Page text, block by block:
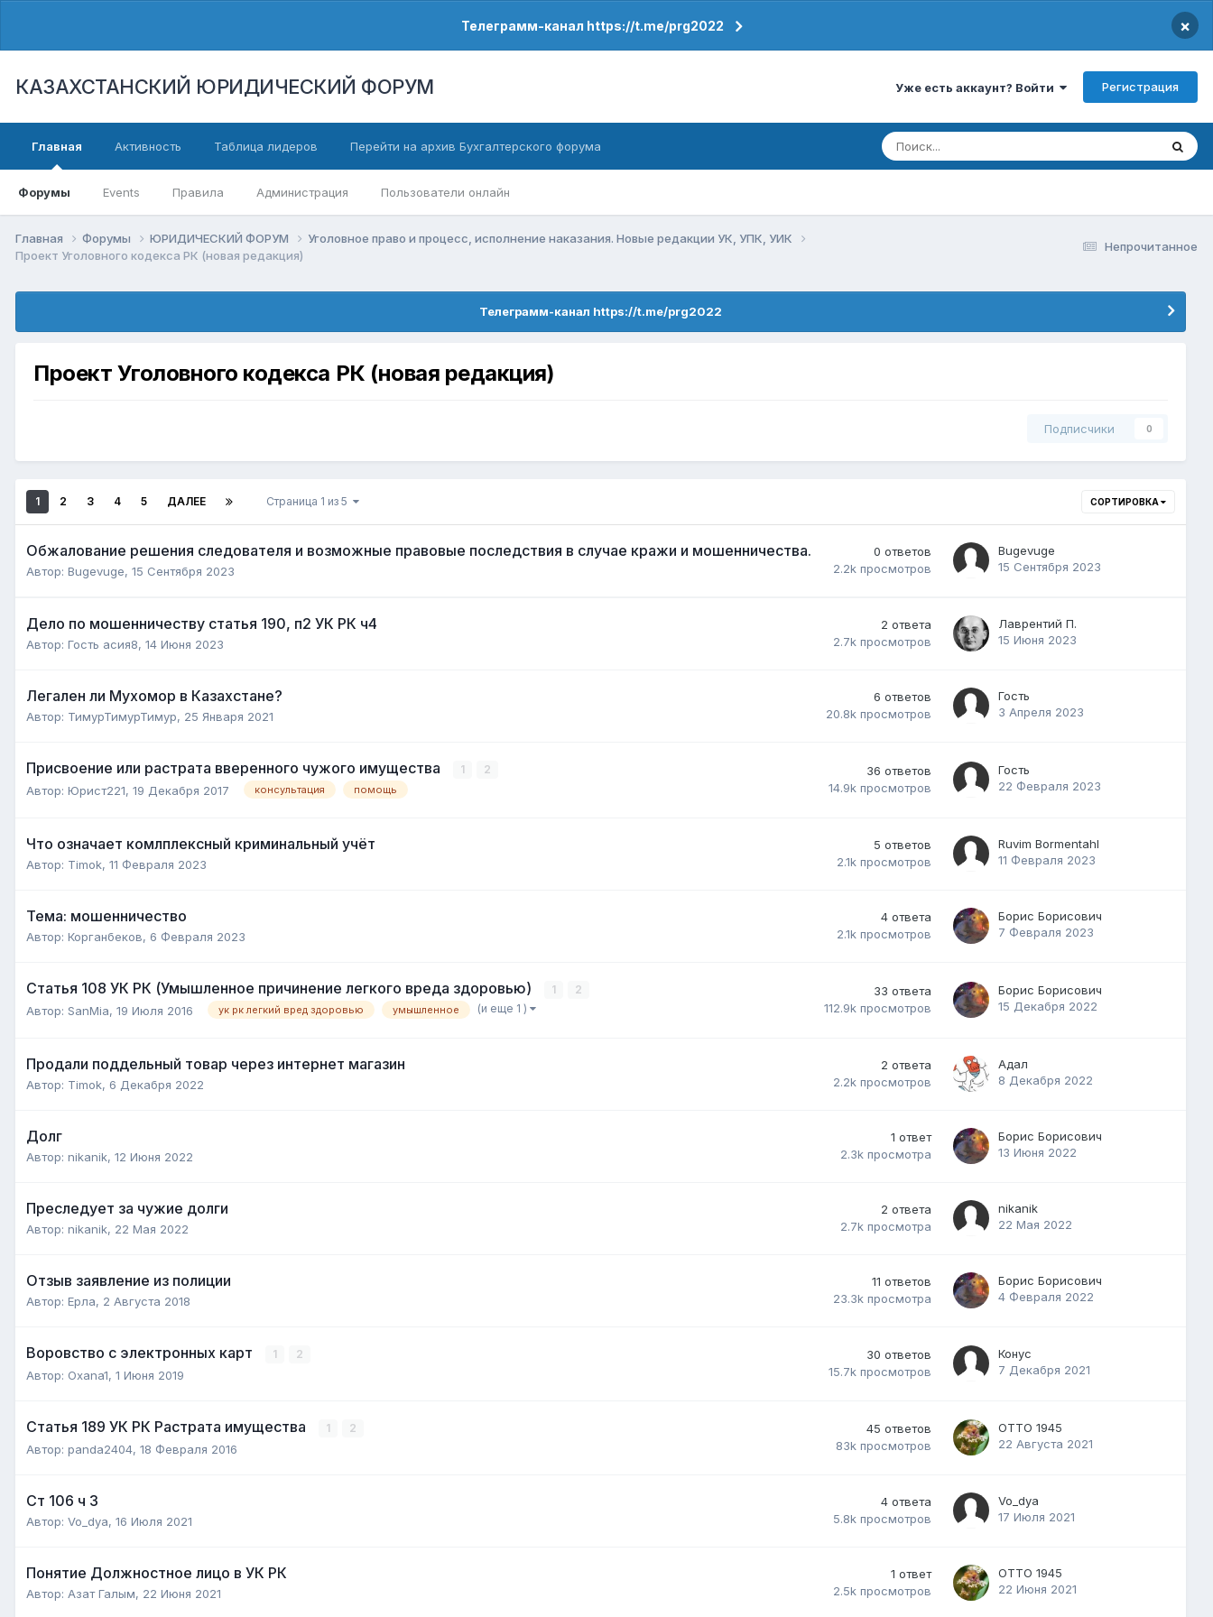
Телеграмм-канал https://t.me/prg2022 ×
КАЗАХСТАНСКИЙ ЮРИДИЧЕСКИЙ ФОРУМ Уже есть аккаунт? Войти Регистрация
Главная
Форумы Events Правила Администрация Пользователи онлайн
Активность Таблица лидеров Перейти на архив Бухгалтерского форума
Непрочитанное
Главная Форумы ЮРИДИЧЕСКИЙ ФОРУМ
Уголовное право и процесс, исполнение наказания. Новые редакции УК, УПК, УИК
Проект Уголовного кодекса РК (новая редакция)
Телеграмм-канал https://t.me/prg2022
Проект Уголовного кодекса РК (новая редакция)
Подписчики 0
СОРТИРОВКА
1 2 3 4 5 ДАЛЕЕ Страница 1 из 5
Обжалование решения следователя и возможные правовые последствия в случае кражи и мошенничества.
Автор: Bugevuge, 15 Сентября 2023
0 ответов
2.2k просмотров
Bugevuge
15 Сентября 2023
Дело по мошенничеству статья 190, п2 УК РК ч4
Автор: Гость асия8, 14 Июня 2023
2 ответа
2.7k просмотров
Лаврентий П.
15 Июня 2023
Легален ли Мухомор в Казахстане?
Автор: ТимурТимурТимур, 25 Января 2021
6 ответов
20.8k просмотров
Гость
3 Апреля 2023
Присвоение или растрата вверенного чужого имущества 1 2
Автор: Юрист221, 19 Декабря 2017 консультация помощь
36 ответов
14.9k просмотров
Гость
22 Февраля 2023
Что означает комлплексный криминальный учёт
Автор: Timok, 11 Февраля 2023
5 ответов
2.1k просмотров
Ruvim Bormentahl
11 Февраля 2023
Тема: мошенничество
Автор: Корганбеков, 6 Февраля 2023
4 ответа
2.1k просмотров
Борис Борисович
7 Февраля 2023
Статья 108 УК РК (Умышленное причинение легкого вреда здоровью) 1 2
Автор: SanMia, 19 Июля 2016 ук рк легкий вред здоровью умышленное (и еще 1 )
33 ответа
112.9k просмотров
Борис Борисович
15 Декабря 2022
Продали поддельный товар через интернет магазин
Автор: Timok, 6 Декабря 2022
2 ответа
2.2k просмотров
Адал
8 Декабря 2022
Долг
Автор: nikanik, 12 Июня 2022
1 ответ
2.3k просмотра
Борис Борисович
13 Июня 2022
Преследует за чужие долги
Автор: nikanik, 22 Мая 2022
2 ответа
2.7k просмотра
nikanik
22 Мая 2022
Отзыв заявление из полиции
Автор: Ерлa, 2 Августа 2018
11 ответов
23.3k просмотра
Борис Борисович
4 Февраля 2022
Воровство с электронных карт 1 2
Автор: Oxana1, 1 Июня 2019
30 ответов
15.7k просмотров
Конус
7 Декабря 2021
Статья 189 УК РК Растрата имущества 1 2
Автор: panda2404, 18 Февраля 2016
45 ответов
83k просмотров
ОТТО 1945
22 Августа 2021
Ст 106 ч 3
Автор: Vo_dya, 16 Июля 2021
4 ответа
5.8k просмотров
Vo_dya
17 Июля 2021
Понятие Должностное лицо в УК РК
Автор: Азат Галым, 22 Июня 2021
1 ответ
2.5k просмотров
ОТТО 1945
22 Июня 2021